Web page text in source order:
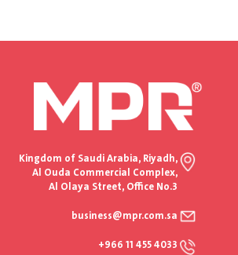
Kingdom of Saudi Arabia, Riyadh,
Al Ouda Commercial Complex,
Al Olaya Street, Office No.3
business@mpr.com.sa
+966 11 455 4033